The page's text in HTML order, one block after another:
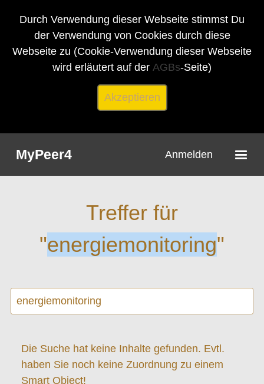
Durch Verwendung dieser Webseite stimmst Du
der Verwendung von Cookies durch diese
Webseite zu (Cookie-Verwendung dieser Webseite
wird erläutert auf der AGBs-Seite)
Akzeptieren
MyPeer4 Anmelden
Treffer für
"energiemonitoring"
Die Suche hat keine Inhalte gefunden. Evtl.
haben Sie noch keine Zuordnung zu einem
Smart Object!